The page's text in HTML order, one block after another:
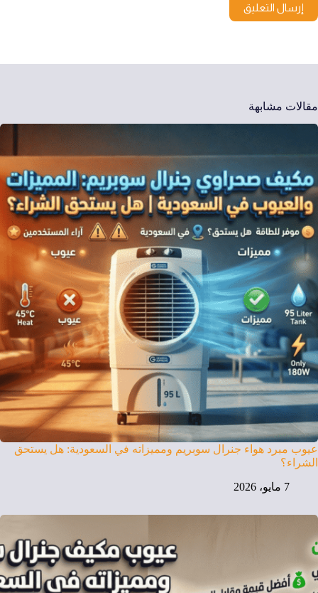
إرسال التعليق
مقالات مشابهة
عيوب مبرد هواء جنرال سوبريم ومميزاته في السعودية: هل يستحق
الشراء؟
7 مايو، 2026